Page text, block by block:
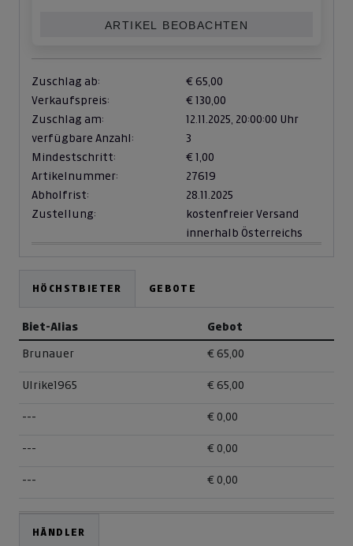
ARTIKEL BEOBACHTEN
Zuschlag ab:
€ 65,00
Verkaufspreis:
€ 130,00
Zuschlag am:
12.11.2025, 20:00:00 Uhr
verfügbare Anzahl:
3
Mindestschritt:
€ 1,00
Artikelnummer:
27619
Abholfrist:
28.11.2025
Zustellung:
kostenfreier Versand
innerhalb Österreichs
HÖCHSTBIETER GEBOTE
Biet-Alias Gebot
Brunauer € 65,00
Ulrike1965 € 65,00
--- € 0,00
--- € 0,00
--- € 0,00
HÄNDLER